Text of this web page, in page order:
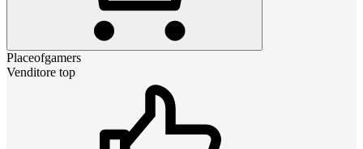
Placeofgamers
Venditore top